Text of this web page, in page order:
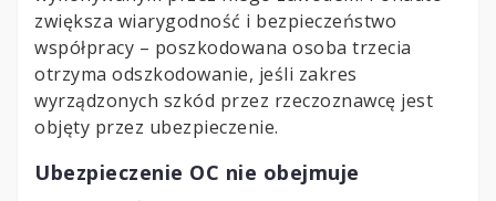
zwiększa wiarygodność i bezpieczeństwo
współpracy – poszkodowana osoba trzecia
otrzyma odszkodowanie, jeśli zakres
wyrządzonych szkód przez rzeczoznawcę jest
objęty przez ubezpieczenie.
Ubezpieczenie OC nie obejmuje